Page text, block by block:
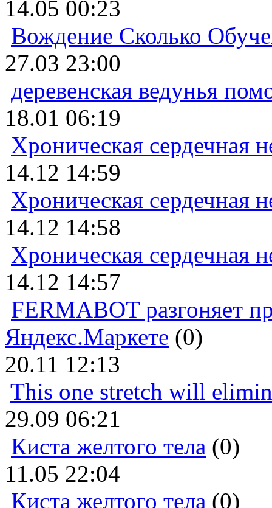
14.05 00:23
Вождение Сколько
27.03 23:00
деревенская ведунья
18.01 06:19
Хроническая сердечная
14.12 14:59
Хроническая сердечная
14.12 14:58
Хроническая сердечная
14.12 14:57
FERMABOT разгоняет
Яндекс.Маркете (0)
20.11 12:13
This one stretch will
29.09 06:21
Киста желтого тела (0)
11.05 22:04
Киста желтого тела (0)